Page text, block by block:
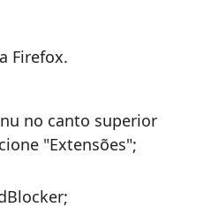
Firefox.
no canto superior
"Extensões";